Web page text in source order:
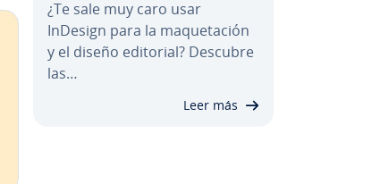
¿Te sale muy caro usar
InDesign para la ma­que­ta­ción
y el diseño editorial? Descubre
las…
Leer más